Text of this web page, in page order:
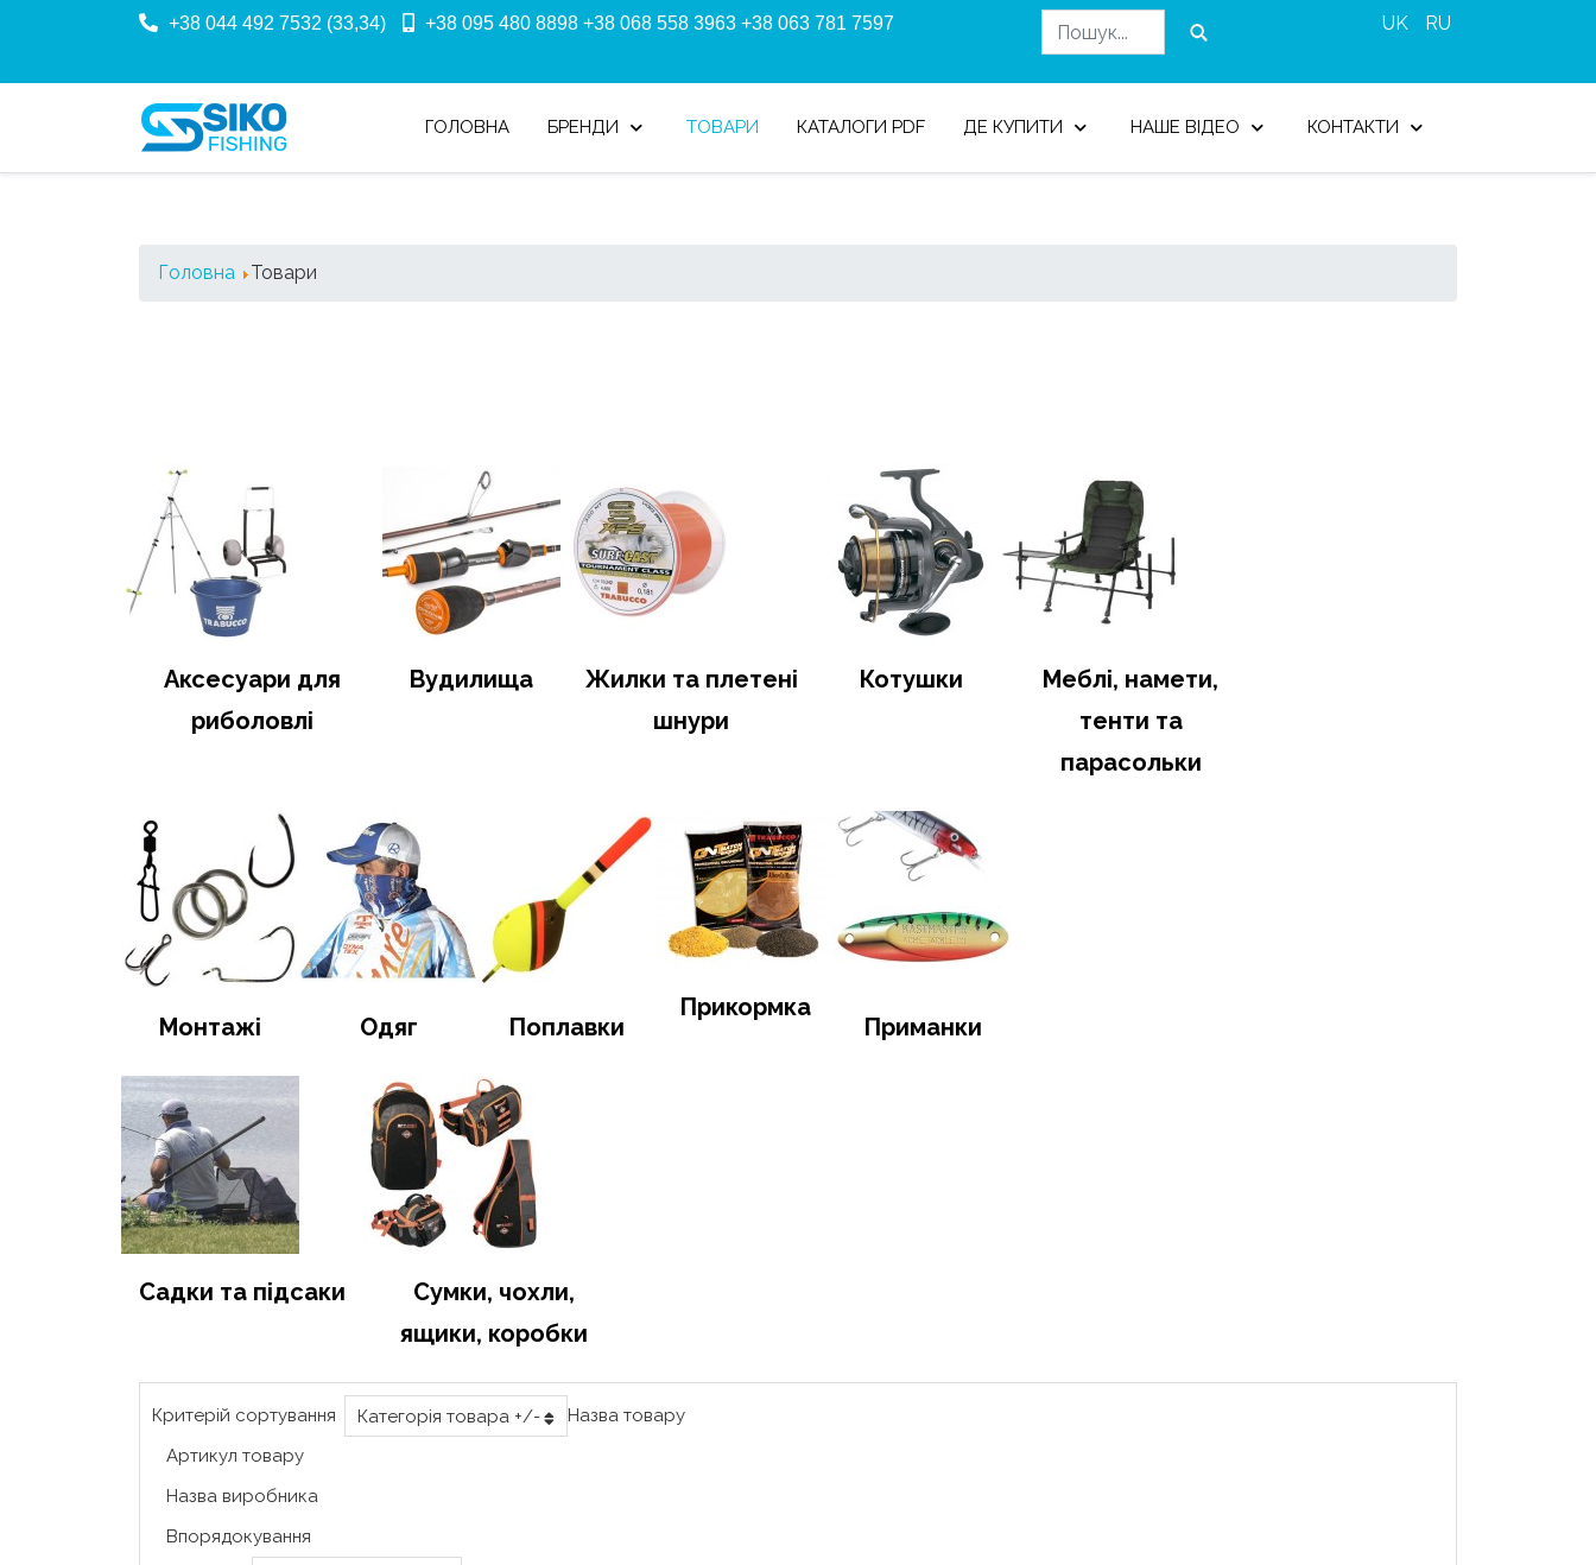
+38 044 492 7532 (33,34) +38 095 480 8898 +38 068 558 3963 +38 063 781 7597 UK RU
ГОЛОВНА БРЕНДИ ТОВАРИ КАТАЛОГИ PDF ДЕ КУПИТИ НАШЕ ВІДЕО КОНТАКТИ
Головна Товари
Аксесуари для
риболовлі
Вудилища
Жилки та плетені
шнури
Котушки
Меблі, намети,
тенти та
парасольки
Монтажі Одяг Поплавки
Прикормка
Приманки
Садки та підсаки
Сумки, чохли,
ящики, коробки
Критерій сортування Категорія товара +/-
Назва товару
Артикул товару
Назва виробника
Впорядокування